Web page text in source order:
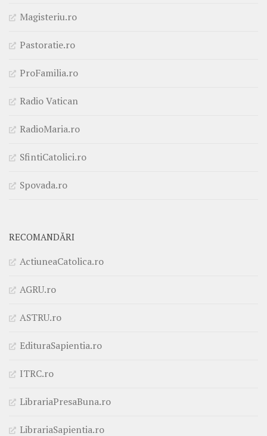
Magisteriu.ro
Pastoratie.ro
ProFamilia.ro
Radio Vatican
RadioMaria.ro
SfintiCatolici.ro
Spovada.ro
RECOMANDĂRI
ActiuneaCatolica.ro
AGRU.ro
ASTRU.ro
EdituraSapientia.ro
ITRC.ro
LibrariaPresaBuna.ro
LibrariaSapientia.ro